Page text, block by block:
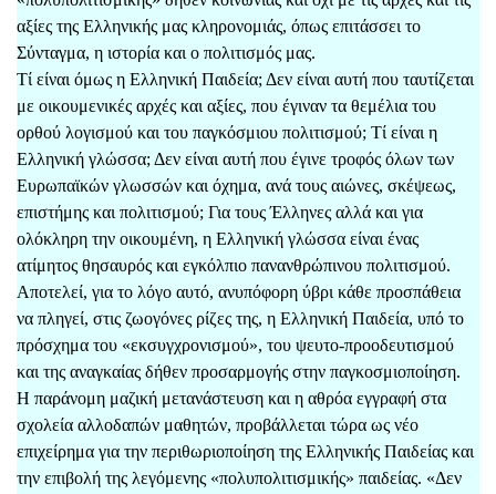
αξίες της Ελληνικής μας κληρονομιάς, όπως επιτάσσει το
Σύνταγμα, η ιστορία και ο πολιτισμός μας.
Τί είναι όμως η Ελληνική Παιδεία; Δεν είναι αυτή που ταυτίζεται
με οικουμενικές αρχές και αξίες, που έγιναν τα θεμέλια του
ορθού λογισμού και του παγκόσμιου πολιτισμού; Τί είναι η
Ελληνική γλώσσα; Δεν είναι αυτή που έγινε τροφός όλων των
Ευρωπαϊκών γλωσσών και όχημα, ανά τους αιώνες, σκέψεως,
επιστήμης και πολιτισμού; Για τους Έλληνες αλλά και για
ολόκληρη την οικουμένη, η Ελληνική γλώσσα είναι ένας
ατίμητος θησαυρός και εγκόλπιο πανανθρώπινου πολιτισμού.
Αποτελεί, για το λόγο αυτό, ανυπόφορη ύβρι κάθε προσπάθεια
να πληγεί, στις ζωογόνες ρίζες της, η Ελληνική Παιδεία, υπό το
πρόσχημα του «εκσυγχρονισμού», του ψευτο-προοδευτισμού
και της αναγκαίας δήθεν προσαρμογής στην παγκοσμιοποίηση.
Η παράνομη μαζική μετανάστευση και η αθρόα εγγραφή στα
σχολεία αλλοδαπών μαθητών, προβάλλεται τώρα ως νέο
επιχείρημα για την περιθωριοποίηση της Ελληνικής Παιδείας και
την επιβολή της λεγόμενης «πολυπολιτισμικής» παιδείας. «Δεν